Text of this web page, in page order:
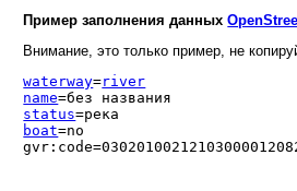
Пример заполнения данных
Внимание, это только пример, не
waterway=river
name=без названия
status=река
boat=no